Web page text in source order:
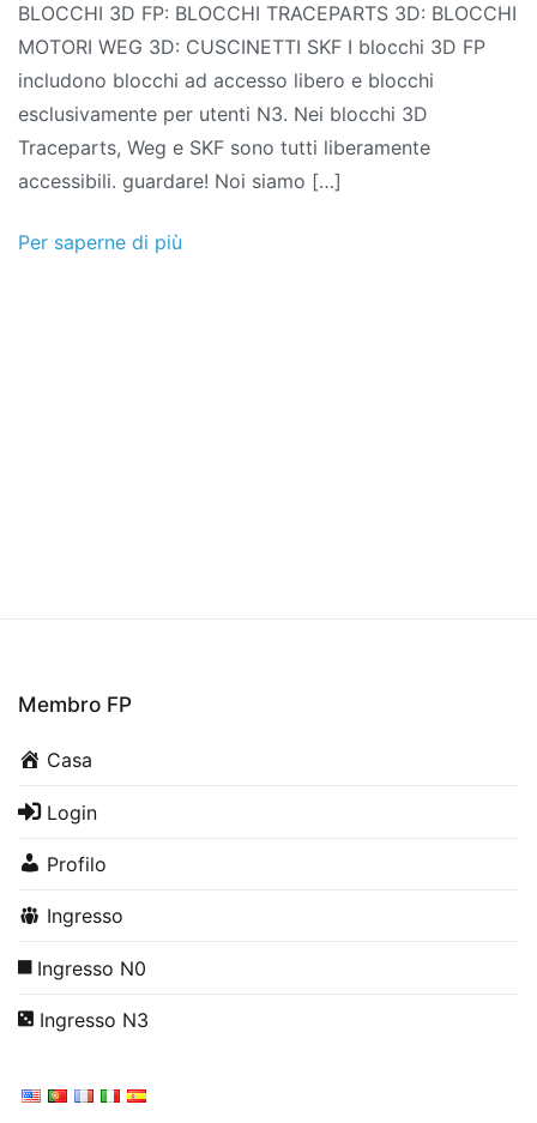
BLOCCHI 3D FP: BLOCCHI TRACEPARTS 3D: BLOCCHI
MOTORI WEG 3D: CUSCINETTI SKF I blocchi 3D FP
includono blocchi ad accesso libero e blocchi
esclusivamente per utenti N3. Nei blocchi 3D
Traceparts, Weg e SKF sono tutti liberamente
accessibili. guardare! Noi siamo […]
Per saperne di più
Membro FP
Casa
Login
Profilo
Ingresso
Ingresso N0
Ingresso N3